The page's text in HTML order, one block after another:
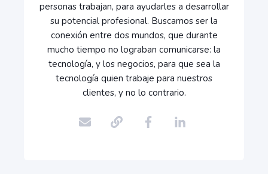
personas trabajan, para ayudarles a desarrollar
su potencial profesional. Buscamos ser la
conexión entre dos mundos, que durante
mucho tiempo no lograban comunicarse: la
tecnología, y los negocios, para que sea la
tecnología quien trabaje para nuestros
clientes, y no lo contrario.